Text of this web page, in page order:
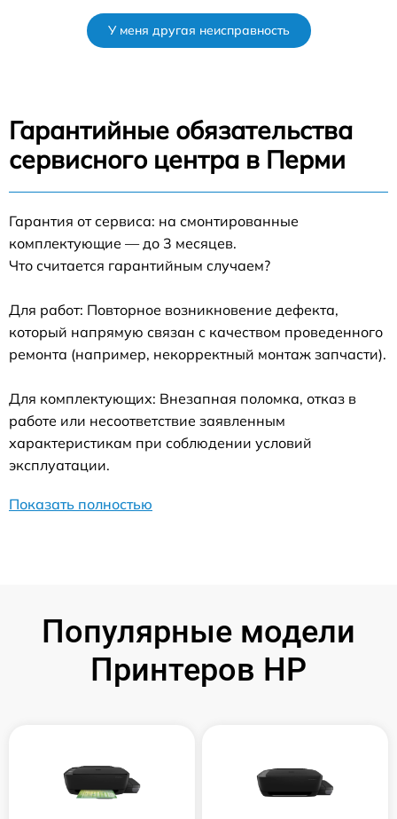
У меня другая неисправность
Гарантийные обязательства
сервисного центра в Перми
Гарантия от сервиса: на смонтированные
комплектующие — до 3 месяцев.
Что считается гарантийным случаем?
Для работ: Повторное возникновение дефекта,
который напрямую связан с качеством проведенного
ремонта (например, некорректный монтаж запчасти).
Для комплектующих: Внезапная поломка, отказ в
работе или несоответствие заявленным
характеристикам при соблюдении условий
эксплуатации.
Показать полностью
Популярные модели
Принтеров HP